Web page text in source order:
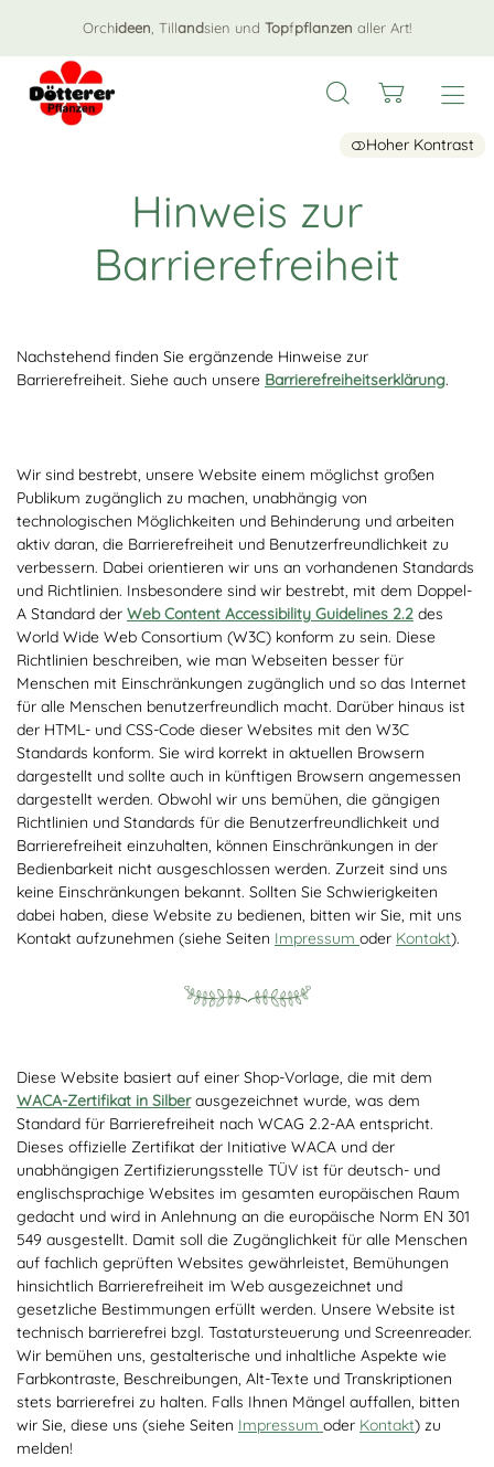
Orchideen , Tillandsien und Topfpflanzen aller Art!
Hoher Kontrast
Hinweis zur
Barrierefreiheit
Nachstehend finden Sie ergänzende Hinweise zur
Barrierefreiheit. Siehe auch unsere Barrierefreiheitserklärung.
Wir sind bestrebt, unsere Website einem möglichst großen
Publikum zugänglich zu machen, unabhängig von
technologischen Möglichkeiten und Behinderung und arbeiten
aktiv daran, die Barrierefreiheit und Benutzerfreundlichkeit zu
verbessern. Dabei orientieren wir uns an vorhandenen Standards
und Richtlinien. Insbesondere sind wir bestrebt, mit dem Doppel-
A Standard der Web Content Accessibility Guidelines 2.2 des
World Wide Web Consortium (W3C) konform zu sein. Diese
Richtlinien beschreiben, wie man Webseiten besser für
Menschen mit Einschränkungen zugänglich und so das Internet
für alle Menschen benutzerfreundlich macht. Darüber hinaus ist
der HTML- und CSS-Code dieser Websites mit den W3C
Standards konform. Sie wird korrekt in aktuellen Browsern
dargestellt und sollte auch in künftigen Browsern angemessen
dargestellt werden. Obwohl wir uns bemühen, die gängigen
Richtlinien und Standards für die Benutzerfreundlichkeit und
Barrierefreiheit einzuhalten, können Einschränkungen in der
Bedienbarkeit nicht ausgeschlossen werden. Zurzeit sind uns
keine Einschränkungen bekannt. Sollten Sie Schwierigkeiten
dabei haben, diese Website zu bedienen, bitten wir Sie, mit uns
Kontakt aufzunehmen (siehe Seiten Impressum oder Kontakt).
Diese Website basiert auf einer Shop-Vorlage, die mit dem
WACA-Zertifikat in Silberausgezeichnet wurde, was dem
Standard für Barrierefreiheit nach WCAG 2.2-AA entspricht.
Dieses offizielle Zertifikat der Initiative WACA und der
unabhängigen Zertifizierungsstelle TÜV ist für deutsch- und
englischsprachige Websites im gesamten europäischen Raum
gedacht und wird in Anlehnung an die europäische Norm EN 301
549 ausgestellt. Damit soll die Zugänglichkeit für alle Menschen
auf fachlich geprüften Websites gewährleistet, Bemühungen
hinsichtlich Barrierefreiheit im Web ausgezeichnet und
gesetzliche Bestimmungen erfüllt werden. Unsere Website ist
technisch barrierefrei bzgl. Tastatursteuerung und Screenreader.
Wir bemühen uns, gestalterische und inhaltliche Aspekte wie
Farbkontraste, Beschreibungen, Alt-Texte und Transkriptionen
stets barrierefrei zu halten. Falls Ihnen Mängel auffallen, bitten
wir Sie, diese uns (siehe Seiten Impressum oder Kontakt) zu
melden!